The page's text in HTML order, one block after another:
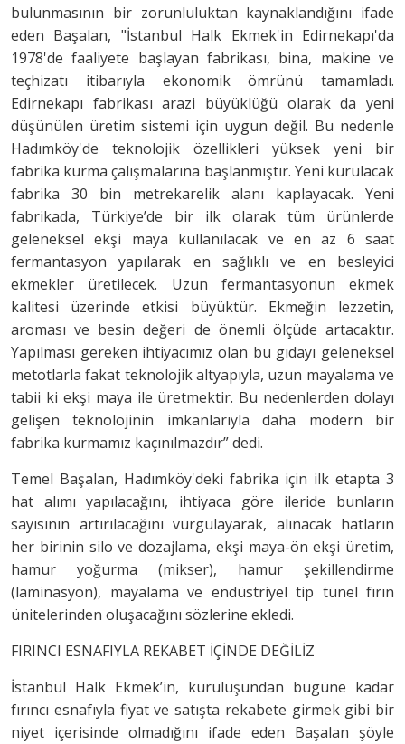
bulunmasının bir zorunluluktan kaynaklandığını ifade
eden Başalan, "İstanbul Halk Ekmek'in Edirnekapı'da
1978'de faaliyete başlayan fabrikası, bina, makine ve
teçhizatı itibarıyla ekonomik ömrünü tamamladı.
Edirnekapı fabrikası arazi büyüklüğü olarak da yeni
düşünülen üretim sistemi için uygun değil. Bu nedenle
Hadımköy'de teknolojik özellikleri yüksek yeni bir
fabrika kurma çalışmalarına başlanmıştır. Yeni kurulacak
fabrika 30 bin metrekarelik alanı kaplayacak. Yeni
fabrikada, Türkiye’de bir ilk olarak tüm ürünlerde
geleneksel ekşi maya kullanılacak ve en az 6 saat
fermantasyon yapılarak en sağlıklı ve en besleyici
ekmekler üretilecek. Uzun fermantasyonun ekmek
kalitesi üzerinde etkisi büyüktür. Ekmeğin lezzetin,
aroması ve besin değeri de önemli ölçüde artacaktır.
Yapılması gereken ihtiyacımız olan bu gıdayı geleneksel
metotlarla fakat teknolojik altyapıyla, uzun mayalama ve
tabii ki ekşi maya ile üretmektir. Bu nedenlerden dolayı
gelişen teknolojinin imkanlarıyla daha modern bir
fabrika kurmamız kaçınılmazdır” dedi.
Temel Başalan, Hadımköy'deki fabrika için ilk etapta 3
hat alımı yapılacağını, ihtiyaca göre ileride bunların
sayısının artırılacağını vurgulayarak, alınacak hatların
her birinin silo ve dozajlama, ekşi maya-ön ekşi üretim,
hamur yoğurma (mikser), hamur şekillendirme
(laminasyon), mayalama ve endüstriyel tip tünel fırın
ünitelerinden oluşacağını sözlerine ekledi.
FIRINCI ESNAFIYLA REKABET İÇİNDE DEĞİLİZ
İstanbul Halk Ekmek’in, kuruluşundan bugüne kadar
fırıncı esnafıyla fiyat ve satışta rekabete girmek gibi bir
niyet içerisinde olmadığını ifade eden Başalan şöyle